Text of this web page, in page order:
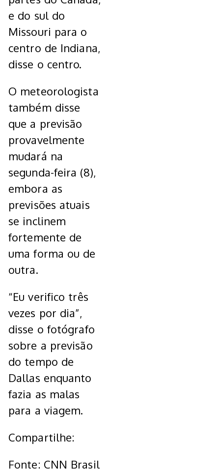
e do sul do
Missouri para o
centro de Indiana,
disse o centro.
O meteorologista
também disse
que a previsão
provavelmente
mudará na
segunda-feira (8),
embora as
previsões atuais
se inclinem
fortemente de
uma forma ou de
outra.
“Eu verifico três
vezes por dia”,
disse o fotógrafo
sobre a previsão
do tempo de
Dallas enquanto
fazia as malas
para a viagem.
Compartilhe:
Fonte: CNN Brasil